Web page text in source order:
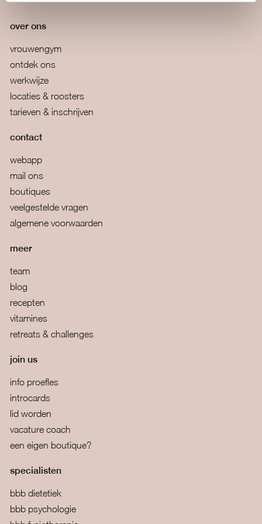
over ons
vrouwengym
ontdek ons
werkwijze
locaties & roosters
tarieven & inschrijven
contact
webapp
mail ons
boutiques
veelgestelde vragen
algemene voorwaarden
meer
team
blog
recepten
vitamines
retreats & challenges
join us
info proefles
introcards
lid worden
vacature coach
een eigen boutique?
specialisten
bbb dietetiek
bbb psychologie